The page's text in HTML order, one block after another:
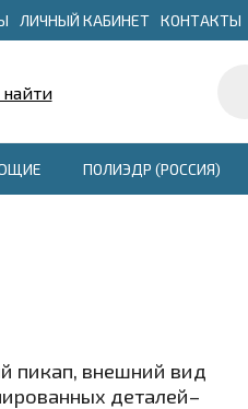
ЛИЧНЫЙ КАБИНЕТ КОНТАКТЫ
найти
ПОЛИЭДР (РОССИЯ)
пикап, внешний вид
деталей–